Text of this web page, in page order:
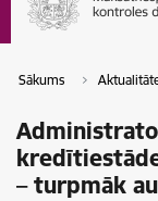
Sākums
– turpmāk